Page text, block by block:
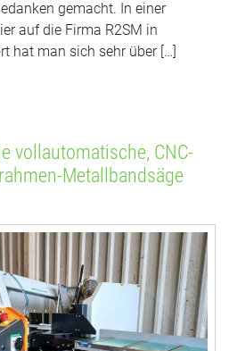
gemacht. In einer
auf die Firma R2SM in
hat man sich sehr über […]
vollautomatische, CNC-
Metallbandsäge